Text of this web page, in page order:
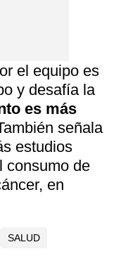
el equipo es
y desafía la
es más
señala
estudios
consumo de
en
SALUD